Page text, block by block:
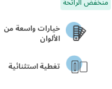
خيارات واسعة من
الألوان
تغطية استثنائية